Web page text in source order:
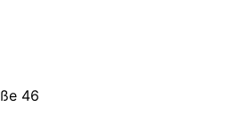
46